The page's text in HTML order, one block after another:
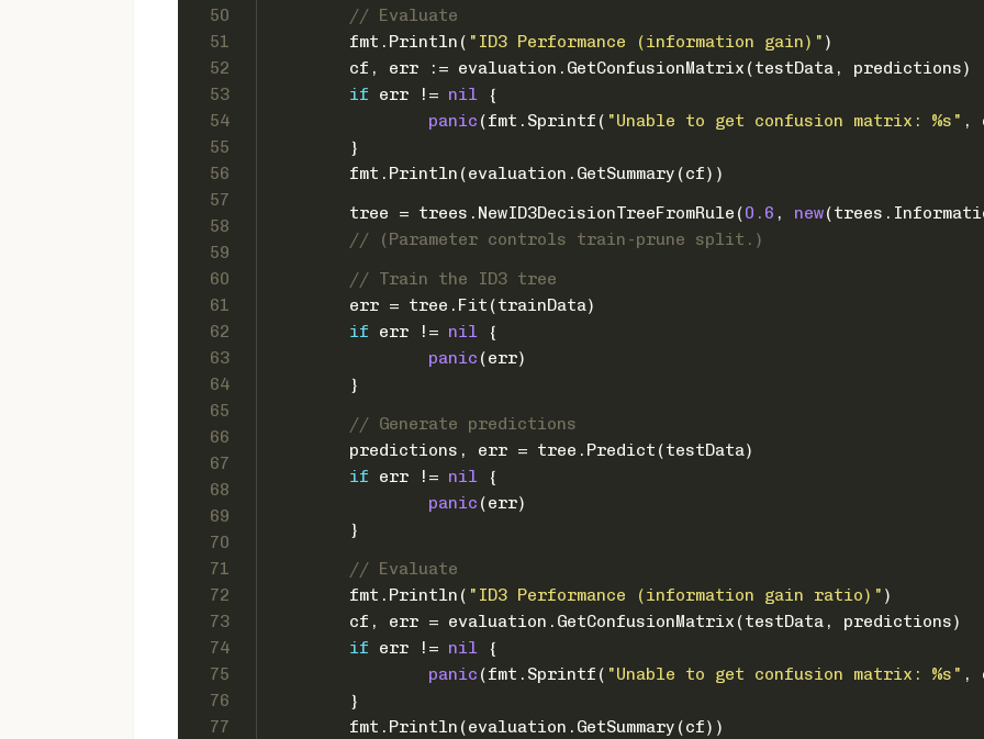
50
51
52
53
54
55
56
57
58
59
60
61
62
63
64
65
66
67
68
69
70
71
72
73
74
75
76
77
// Evaluate
	fmt.Println(
"ID3 Performance (information gain)" )
	cf, err := evaluation.GetConfusionMatrix(testData, predictions)
if err != nil {
panic (fmt.Sprintf( "Unable to get confusion matrix: %s" ,
	}
	fmt.Println(evaluation.GetSummary(cf))
	tree = trees.NewID3DecisionTreeFromRule(
0.6 , new
// (Parameter controls train-prune split.)
// Train the ID3 tree
	err = tree.Fit(trainData)
if err != nil {
panic (err)
	}
// Generate predictions
	predictions, err = tree.Predict(testData)
if err != nil {
panic (err)
	}
// Evaluate
	fmt.Println(
"ID3 Performance (information gain ratio)" )
	cf, err = evaluation.GetConfusionMatrix(testData, predictions)
if err != nil {
panic (fmt.Sprintf( "Unable to get confusion matrix: %s" ,
	}
	fmt.Println(evaluation.GetSummary(cf))